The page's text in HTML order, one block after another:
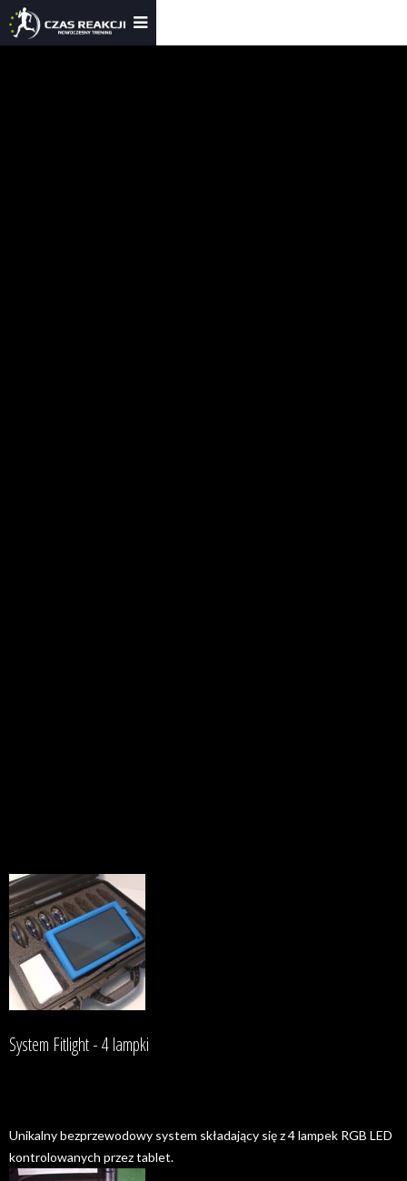
System Fitlight - 4 lampki
Unikalny bezprzewodowy system składający się z 4 lampek RGB LED
kontrolowanych przez tablet.